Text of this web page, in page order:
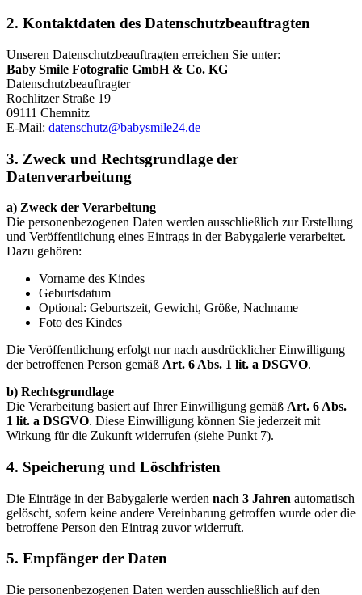
2. Kontaktdaten des Datenschutzbeauftragten
Unseren Datenschutzbeauftragten erreichen Sie unter:
Baby Smile Fotografie GmbH & Co. KG
Datenschutzbeauftragter
Rochlitzer Straße 19
09111 Chemnitz
E-Mail: datenschutz@babysmile24.de
3. Zweck und Rechtsgrundlage der
Datenverarbeitung
a) Zweck der Verarbeitung
Die personenbezogenen Daten werden ausschließlich zur Erstellung
und Veröffentlichung eines Eintrags in der Babygalerie verarbeitet.
Dazu gehören:
Vorname des Kindes
Geburtsdatum
Optional: Geburtszeit, Gewicht, Größe, Nachname
Foto des Kindes
Die Veröffentlichung erfolgt nur nach ausdrücklicher Einwilligung
der betroffenen Person gemäß Art. 6 Abs. 1 lit. a DSGVO.
b) Rechtsgrundlage
Die Verarbeitung basiert auf Ihrer Einwilligung gemäß Art. 6 Abs.
1 lit. a DSGVO. Diese Einwilligung können Sie jederzeit mit
Wirkung für die Zukunft widerrufen (siehe Punkt 7).
4. Speicherung und Löschfristen
Die Einträge in der Babygalerie werden nach 3 Jahren automatisch
gelöscht, sofern keine andere Vereinbarung getroffen wurde oder die
betroffene Person den Eintrag zuvor widerruft.
5. Empfänger der Daten
Die personenbezogenen Daten werden ausschließlich auf den